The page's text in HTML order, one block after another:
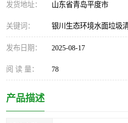
发货地址： 山东省青岛平度市
关键词： 银川生态环境水面垃圾
发布日期： 2025-08-17
阅 读 量： 78
产品描述